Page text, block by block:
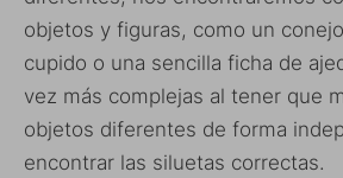
objetos y figuras, como un
cupido o una sencilla ficha de
vez más complejas al tener que
objetos diferentes de forma
encontrar las siluetas correctas.